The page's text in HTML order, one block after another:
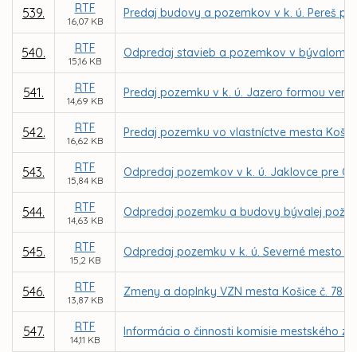
539. RTF
16,07 KB
Predaj budovy a pozemkov v k. ú. Pereš pre
540. RTF
15,16 KB
Odpredaj stavieb a pozemkov v bývalom
541. RTF
14,69 KB
Predaj pozemku v k. ú. Jazero formou
542. RTF
16,62 KB
Predaj pozemku vo vlastníctve mesta Košice
543. RTF
15,84 KB
Odpredaj pozemkov v k. ú. Jaklovce pre
544. RTF
14,63 KB
Odpredaj pozemku a budovy bývalej
545. RTF
15,2 KB
Odpredaj pozemku v k. ú. Severné mesto
546. RTF
13,87 KB
Zmeny a doplnky VZN mesta Košice č. 78
547. RTF
14,11 KB
Informácia o činnosti komisie mestského